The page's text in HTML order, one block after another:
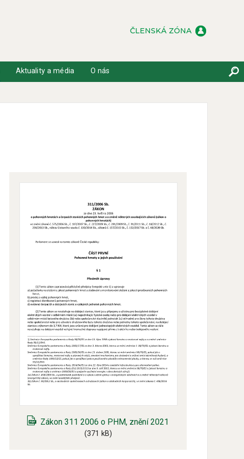
ČLENSKÁ ZÓNA
Aktuality a média O nás
Zákon 311 2006 o PHM, znění 2021
(371 kB)